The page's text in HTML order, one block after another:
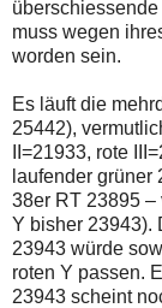
Bis
zur
Lösung
Problems
sind
die
Post
auch
auf
der
Plattform
wallstreet-
online.de
verfügbar.
muss wegen
worden sein.
Es läuft die
25442),
II=21933, rote
laufender grüner
38er RT 23895 –
Y bisher 23943).
23943 würde
roten Y passen.
23943 scheint